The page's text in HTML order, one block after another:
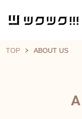
TOP ABOUT US